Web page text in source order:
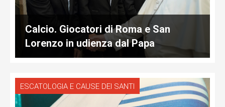
Calcio. Giocatori di Roma e San
Lorenzo in udienza dal Papa
ESCATOLOGIA E CAUSE DEI SANTI